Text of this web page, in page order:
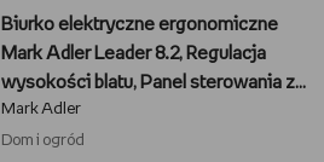
Biurko elektryczne ergonomiczne
Mark Adler Leader 8.2, Regulacja
wysokości blatu, Panel sterowania z
pamięcią, Port USB i USB C,
Wbudowana szuflada, Uchwyty na
Mark Adler
Dom i ogród